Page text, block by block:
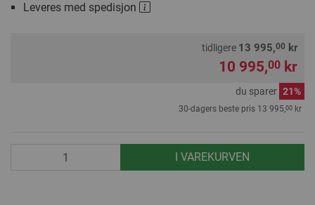
Leveres med spedisjon
tidligere 13 995,00 kr
10 995,00 kr
du sparer 21%
30-dagers beste pris 13 995,00 kr
I VAREKURVEN